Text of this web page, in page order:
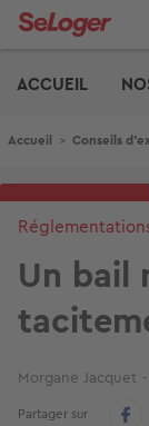
Aller
ACCUEIL
Fil d'Ariane
Accueil > Conseils
Un bail
Morgane Jacquet
Partager sur